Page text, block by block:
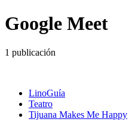
Google Meet
1 publicación
LinoGuía
Teatro
Tijuana Makes Me Happy